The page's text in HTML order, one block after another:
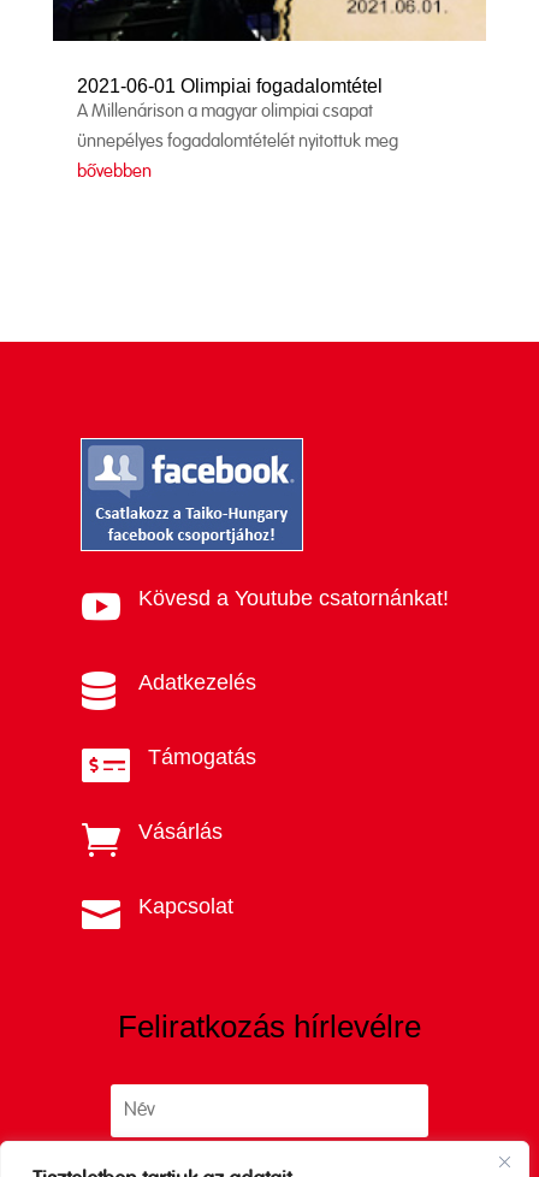
2021-06-01 Olimpiai fogadalomtétel
A Millenárison a magyar olimpiai csapat
ünnepélyes fogadalomtételét nyitottuk meg
bővebben
 Kövesd a Youtube csatornánkat!
 Adatkezelés
 Támogatás
 Vásárlás
 Kapcsolat
Feliratkozás hírlevélre